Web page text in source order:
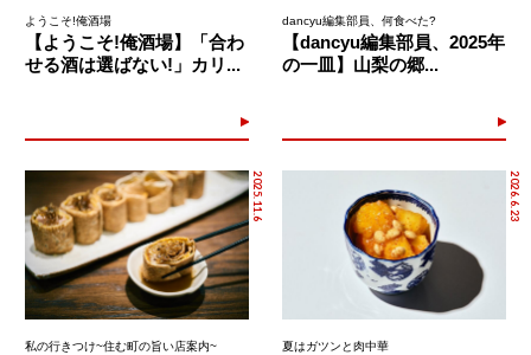
ようこそ!俺酒場
【ようこそ!俺酒場】「合わ
せる酒は選ばない!」カリ...
dancyu編集部員、何食べた?
【dancyu編集部員、2025年
の一皿】山梨の郷...
2025.11.6
私の行きつけ~住む町の旨い店案内~
2026.6.23
夏はガツンと肉中華